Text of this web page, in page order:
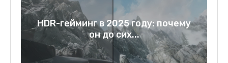
Rage bait: слово года 2025 и
зеркало нашей...